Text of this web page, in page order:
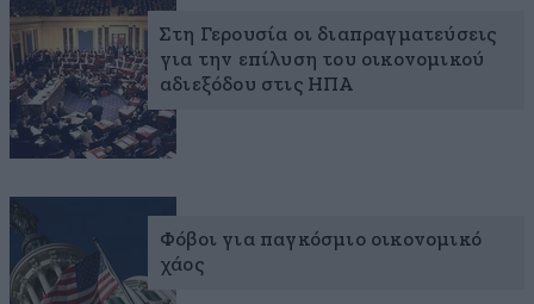
Στη Γερουσία οι διαπραγματεύσεις
για την επίλυση του οικονομικού
αδιεξόδου στις ΗΠΑ
Φόβοι για παγκόσμιο οικονομικό
χάος